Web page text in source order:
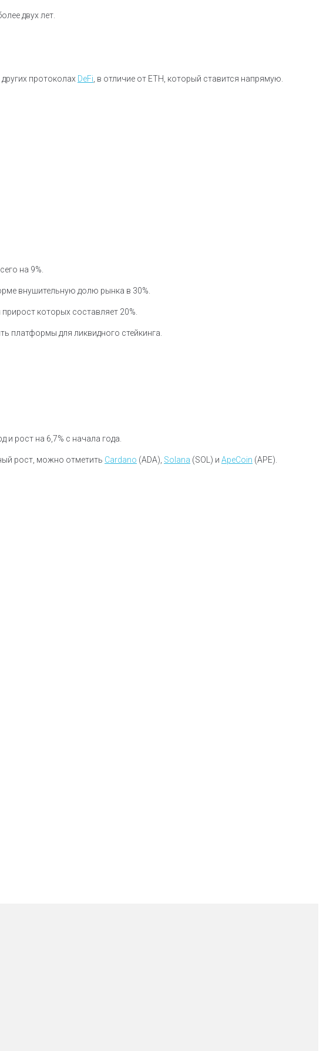
двух лет.
протоколах DeFi, в отличие от ETH, который ставится напрямую.
на 9%.
внушительную долю рынка в 30%.
которых составляет 20%.
платформы для ликвидного стейкинга.
и рост на 6,7% с начала года.
рост, можно отметить Cardano (ADA), Solana (SOL) и ApeCoin (APE).